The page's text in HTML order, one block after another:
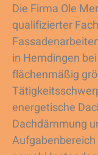
Die Firma Ole
qualifizierter
in Hemdingen
flächenmäßig
energetische
Dachdämmung